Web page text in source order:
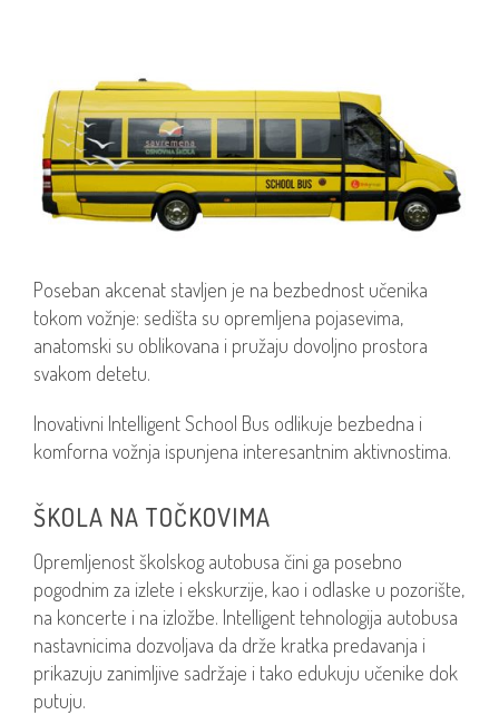
Poseban akcenat stavljen je na bezbednost učenika
tokom vožnje: sedišta su opremljena pojasevima,
anatomski su oblikovana i pružaju dovoljno prostora
svakom detetu.
Inovativni Intelligent School Bus odlikuje bezbedna i
komforna vožnja ispunjena interesantnim aktivnostima.
ŠKOLA NA TOČKOVIMA
Opremljenost školskog autobusa čini ga posebno
pogodnim za izlete i ekskurzije, kao i odlaske u pozorište,
na koncerte i na izložbe. Intelligent tehnologija autobusa
nastavnicima dozvoljava da drže kratka predavanja i
prikazuju zanimljive sadržaje i tako edukuju učenike dok
putuju.